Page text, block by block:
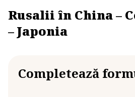
Rusalii în China –
– Japonia
Completează